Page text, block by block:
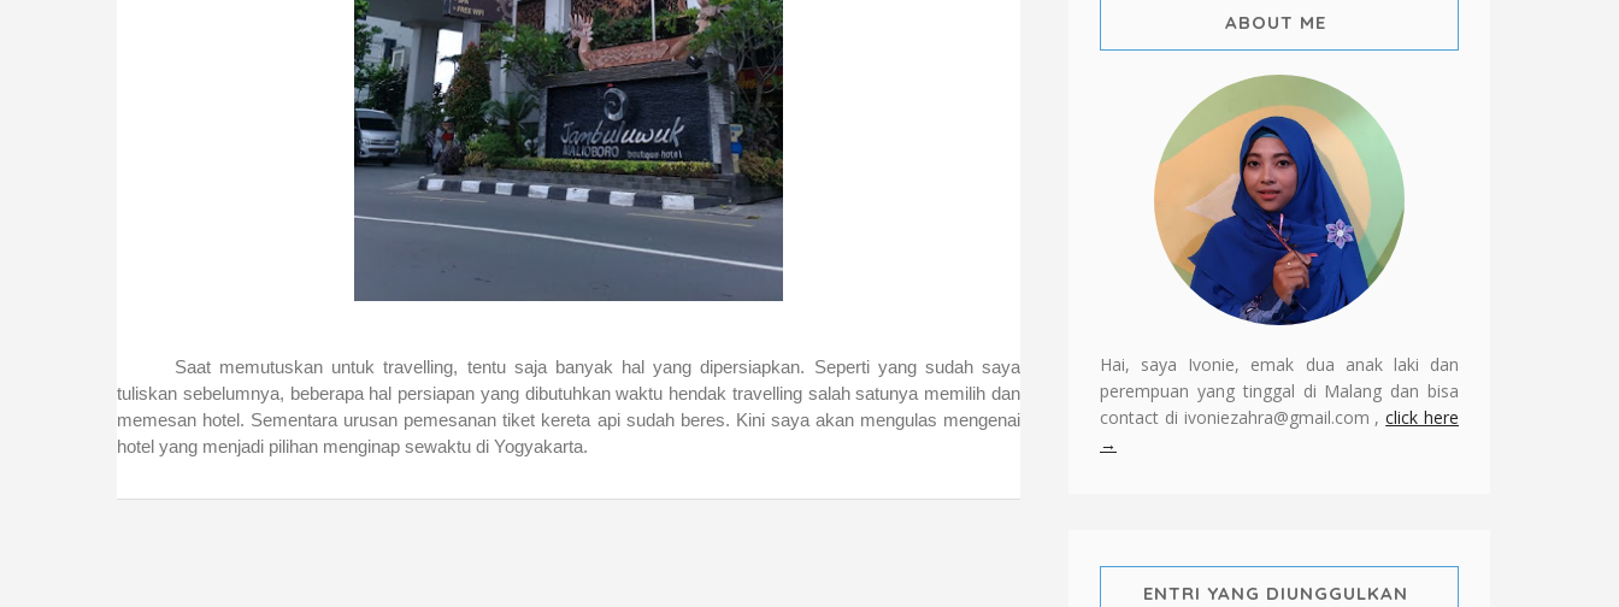
Saat memutuskan untuk travelling, tentu saja banyak hal yang dipersiapkan. Seperti yang sudah saya
tuliskan sebelumnya, beberapa hal persiapan yang dibutuhkan waktu hendak travelling salah satunya memilih dan
memesan hotel. Sementara urusan pemesanan tiket kereta api sudah beres. Kini saya akan mengulas mengenai
hotel yang menjadi pilihan menginap sewaktu di Yogyakarta.
ABOUT ME
Hai, saya Ivonie, emak dua anak laki dan
perempuan yang tinggal di Malang dan bisa
contact di ivoniezahra@gmail.com ,click here
→
ENTRI YANG DIUNGGULKAN